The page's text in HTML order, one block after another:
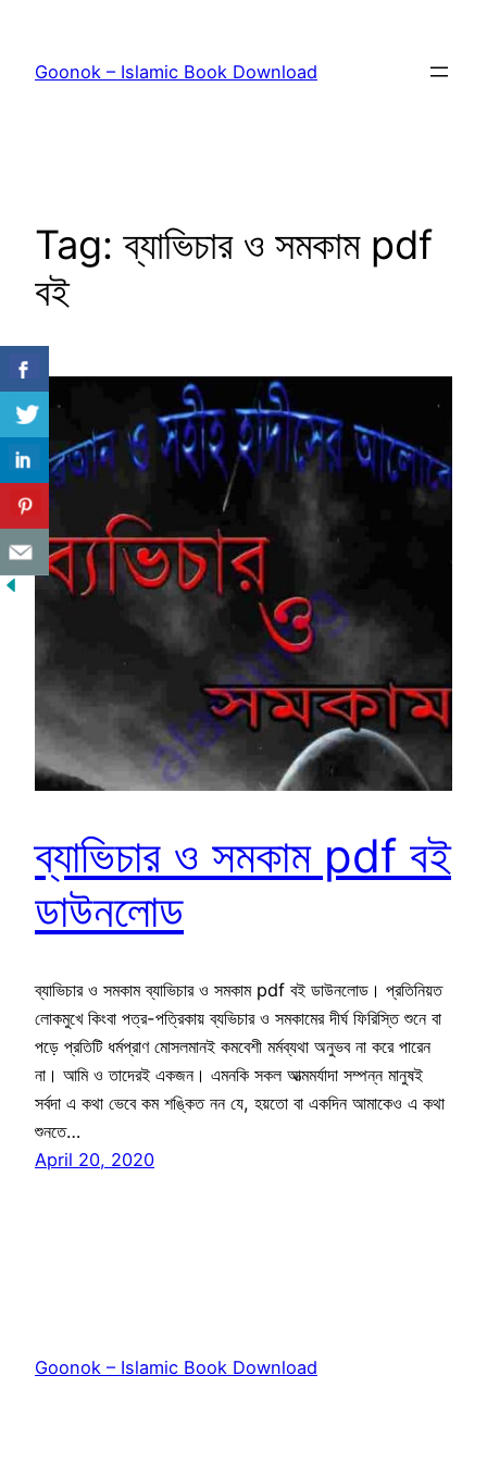
content
Goonok – Islamic Book Download
Tag:ব্যাভিচার ও সমকাম pdf
বই
ব্যাভিচার ও সমকাম pdf বই
ডাউনলোড
ব্যাভিচার ও সমকাম ব্যাভিচার ও সমকাম pdf বই ডাউনলোড। প্রতিনিয়ত
লোকমুখে কিংবা পত্র-পত্রিকায় ব্যভিচার ও সমকামের দীর্ঘ ফিরিস্তি শুনে বা
পড়ে প্রতিটি ধর্মপ্রাণ মোসলমানই কমবেশী মর্মব্যথা অনুভব না করে পারেন
না। আমি ও তাদেরই একজন। এমনকি সকল আত্মমর্যাদা সম্পন্ন মানুষই
সর্বদা এ কথা ভেবে কম শঙ্কিত নন যে, হয়তো বা একদিন আমাকেও এ কথা
শুনতে…
April 20, 2020
Goonok – Islamic Book Download